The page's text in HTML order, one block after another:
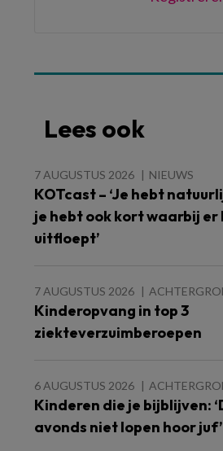
Lees ook
7 AUGUSTUS 2026 NIEUWS
KOTcast – ‘Je hebt
je hebt ook kort waarbij er
uitfloept’
7 AUGUSTUS 2026
Kinderopvang in top 3
ziekteverzuimberoepen
6 AUGUSTUS 2026
Kinderen die je bijblijven:
avonds niet lopen hoor juf’